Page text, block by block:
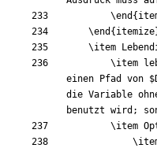
\end {
\end { itemize
\item
\item
einen Pfad von $
die Variable
\item